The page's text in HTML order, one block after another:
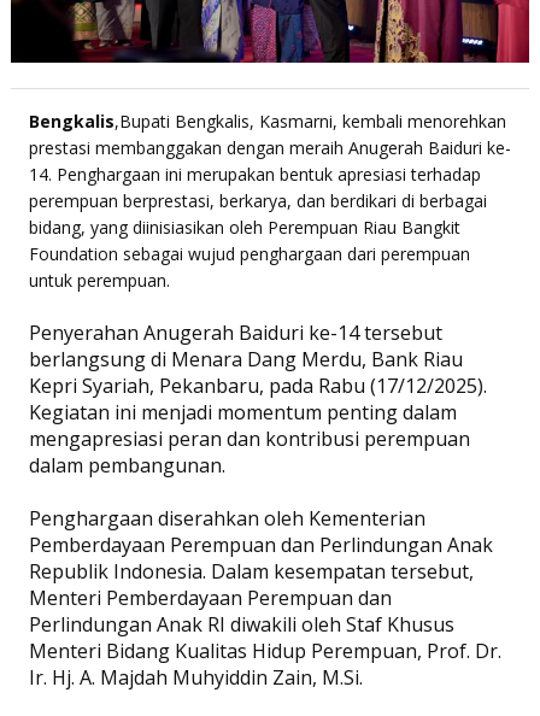
Bengkalis,Bupati Bengkalis, Kasmarni, kembali menorehkan
prestasi membanggakan dengan meraih Anugerah Baiduri ke-
14. Penghargaan ini merupakan bentuk apresiasi terhadap
perempuan berprestasi, berkarya, dan berdikari di berbagai
bidang, yang diinisiasikan oleh Perempuan Riau Bangkit
Foundation sebagai wujud penghargaan dari perempuan
untuk perempuan.
Penyerahan Anugerah Baiduri ke-14 tersebut
berlangsung di Menara Dang Merdu, Bank Riau
Kepri Syariah, Pekanbaru, pada Rabu (17/12/2025).
Kegiatan ini menjadi momentum penting dalam
mengapresiasi peran dan kontribusi perempuan
dalam pembangunan.
Penghargaan diserahkan oleh Kementerian
Pemberdayaan Perempuan dan Perlindungan Anak
Republik Indonesia. Dalam kesempatan tersebut,
Menteri Pemberdayaan Perempuan dan
Perlindungan Anak RI diwakili oleh Staf Khusus
Menteri Bidang Kualitas Hidup Perempuan, Prof. Dr.
Ir. Hj. A. Majdah Muhyiddin Zain, M.Si.